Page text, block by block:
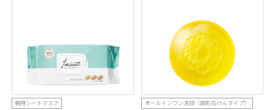
朝用シートマスク オールインワン洗顔（固形石けんタイプ）